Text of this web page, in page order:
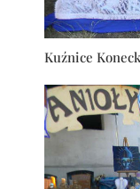
Kuźnice